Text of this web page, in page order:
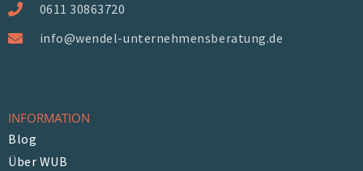
0611 30863720
info@wendel-unternehmensberatung.de
INFORMATION
Blog
Über WUB